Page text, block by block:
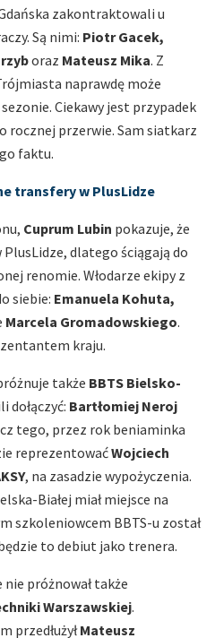
zakontraktowali u
Są nimi: Piotr Gacek,
oraz Mateusz Mika. Z
naprawdę może
Ciekawy jest przypadek
rocznej przerwie. Sam siatkarz
faktu.
transfery w PlusLidze
Cuprum Lubin pokazuje, że
dlatego ściągają do
renomie. Włodarze ekipy z
siebie: Emanuela Kohuta,
Marcela Gromadowskiego.
kraju.
także BBTS Bielsko-
dołączyć: Bartłomiej Neroj
tego, przez rok beniaminka
reprezentowaćWojciech
, na zasadzie wypożyczenia.
Białej miał miejsce na
szkoleniowcem BBTS-u został
to debiut jako trenera.
próżnował także
Warszawskiej.
przedłużyłMateusz